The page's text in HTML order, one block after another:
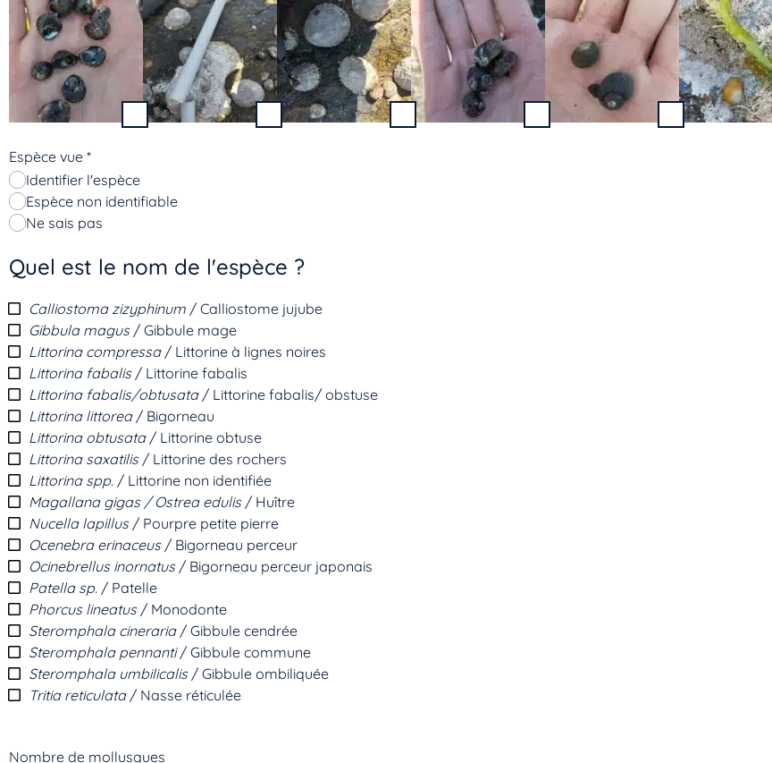
Espèce vue *
Identifier l'espèce
Espèce non identifiable
Ne sais pas
Quel est le nom de l'espèce ?
Calliostoma zizyphinum / Calliostome jujube
Gibbula magus/ Gibbule mage
Littorina compressa/ Littorine à lignes noires
Littorina fabalis/ Littorine fabalis
Littorina fabalis/obtusata/ Littorine fabalis/ obstuse
Littorina littorea/ Bigorneau
Littorina obtusata/ Littorine obtuse
Littorina saxatilis/ Littorine des rochers
Littorina spp. / Littorine non identifiée
Magallana gigas / Ostrea edulis/ Huître
Nucella lapillus/ Pourpre petite pierre
Ocenebra erinaceus/ Bigorneau perceur
Ocinebrellus inornatus/ Bigorneau perceur japonais
Patella sp. / Patelle
Phorcus lineatus/ Monodonte
Steromphala cineraria/ Gibbule cendrée
Steromphala pennanti/ Gibbule commune
Steromphala umbilicalis/ Gibbule ombiliquée
Tritia reticulata/ Nasse réticulée
Nombre de mollusques